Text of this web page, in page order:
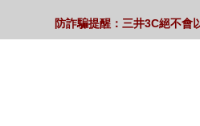
防詐騙提醒：三井3C絕不會